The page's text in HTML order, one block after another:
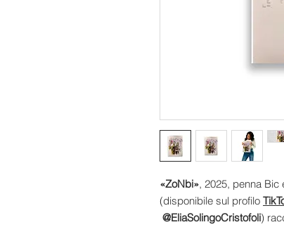
«ZoNbi», 2025, penna
(disponibile sul profilo
@EliaSolingoCristofoli)